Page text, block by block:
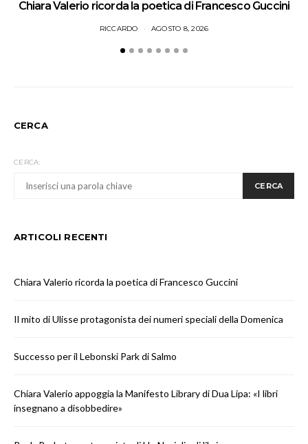
Chiara Valerio ricorda la poetica di Francesco Guccini
RICCARDO AGOSTO 8, 2026
CERCA
CERCA:
CERCA
ARTICOLI RECENTI
Chiara Valerio ricorda la poetica di Francesco Guccini
Il mito di Ulisse protagonista dei numeri speciali della Domenica
Successo per il Lebonski Park di Salmo
Chiara Valerio appoggia la Manifesto Library di Dua Lipa: «I libri
insegnano a disobbedire»